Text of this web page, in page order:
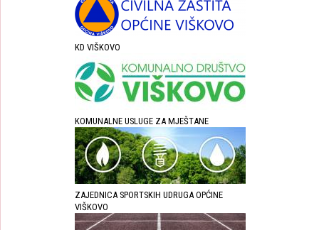
KD VIŠKOVO
KOMUNALNE USLUGE ZA MJEŠTANE
ZAJEDNICA SPORTSKIH UDRUGA OPĆINE
VIŠKOVO